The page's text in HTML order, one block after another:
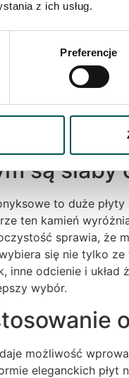
z ich usług.
Preferencje
onyx
od wieków fascynuje
obróbki kamienia,
Ten kamień
są slaby
to duże
ten kamień
sprawia, że
się nie tylko
inne odcienie i
wybór.
możliwość
eleganckich płyt